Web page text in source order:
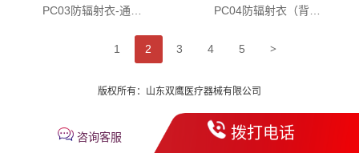
PC03防辐射衣-通… PC04防辐射衣（背…
1 2 3 4 5 >
版权所有：山东双鹰医疗器械有限公司
咨询客服 拨打电话